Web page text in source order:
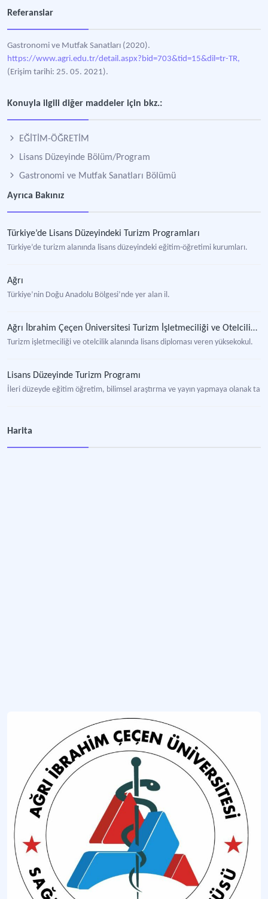
Referanslar
Gastronomi ve Mutfak Sanatları (2020).
https://www.agri.edu.tr/detail.aspx?bid=703&tid=15&dil=tr-TR,
(Erişim tarihi: 25. 05. 2021).
Konuyla ilgili diğer maddeler için bkz.:
EĞİTİM-ÖĞRETİM
Lisans Düzeyinde Bölüm/Program
Gastronomi ve Mutfak Sanatları Bölümü
Ayrıca Bakınız
Türkiye’de Lisans Düzeyindeki Turizm Programları
Türkiye’de turizm alanında lisans düzeyindeki eğitim-öğretimi kurumları.
Ağrı
Türkiye’nin Doğu Anadolu Bölgesi’nde yer alan il.
Ağrı İbrahim Çeçen Üniversitesi Turizm İşletmeciliği ve Otelcilik Yüksekokulu
Turizm işletmeciliği ve otelcilik alanında lisans diploması veren yüksekokul.
Lisans Düzeyinde Turizm Programı
İleri düzeyde eğitim öğretim, bilimsel araştırma ve yayın yapmaya olanak
Harita